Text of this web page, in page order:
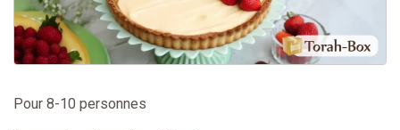
Pour 8-10 personnes